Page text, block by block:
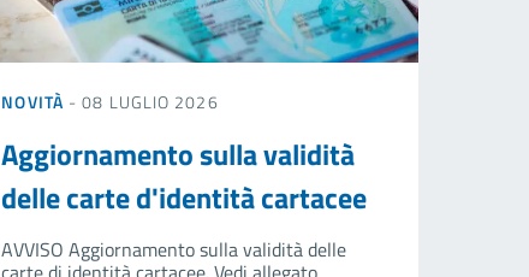
NOVITÀ - 08 LUGLIO 2026
Aggiornamento sulla validità
delle carte d'identità cartacee
AVVISO Aggiornamento sulla validità delle